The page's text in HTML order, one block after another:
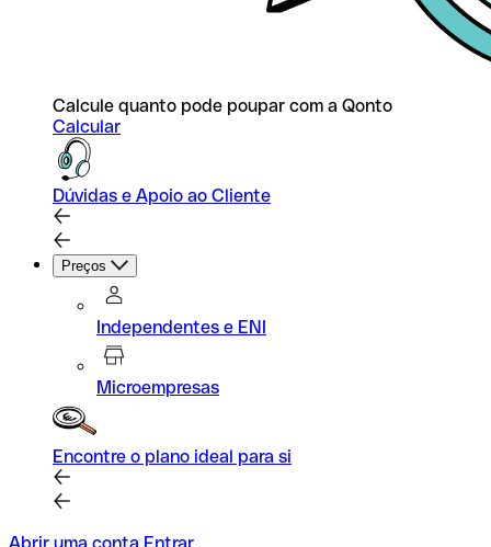
Calcule quanto pode poupar com a Qonto
Calcular
Dúvidas e Apoio ao Cliente
Preços
Independentes e ENI
Microempresas
Encontre o plano ideal para si